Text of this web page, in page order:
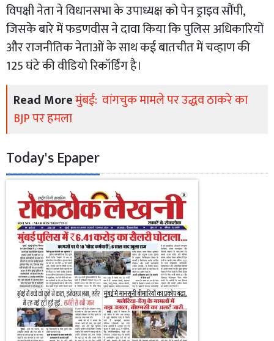
विपक्षी नेता ने विधानसभा के उपाध्यक्ष को पेन ड्राइव सौंपी,
जिसके बारे में फडणवीस ने दावा किया कि पुलिस अधिकारियों
और राजनीतिक नेताओं के साथ कई बातचीत में चव्हाण की
125 घंटे की वीडियो रिकॉर्डिंग है।
Read Moreमुंबई: वांगचुक मामले पर उद्धव ठाकरे का
BJP पर हमला
Today's Epaper